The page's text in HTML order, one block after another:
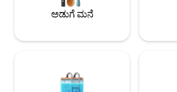
ಮತ್ತು ಸರ್ಕಾರಿ ಅರಮನೆಯಿಂದ ಕೆಲವು ಮೆಟ್ಟಿಲುಗಳು
ಅಡುಗೆ ಮನೆ